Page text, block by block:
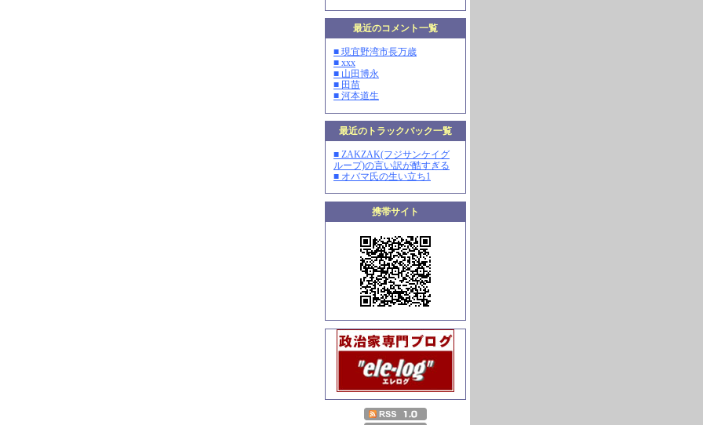
最近のコメント一覧
■ 現宜野湾市長万歳
■ xxx
■ 山田博永
■ 田苗
■ 河本道生
最近のトラックバック一覧
■ ZAKZAK(フジサンケイグ
ループ)の言い訳が酷すぎる
■ オバマ氏の生い立ち1
携帯サイト